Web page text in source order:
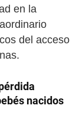
en la
del acceso
nacidos